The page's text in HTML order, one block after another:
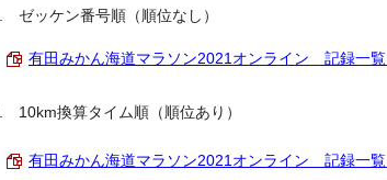
ゼッケン番号順（順位なし）
有田みかん海道マラソン2021オンライン 記録一覧
10km換算タイム順（順位あり）
有田みかん海道マラソン2021オンライン 記録一覧